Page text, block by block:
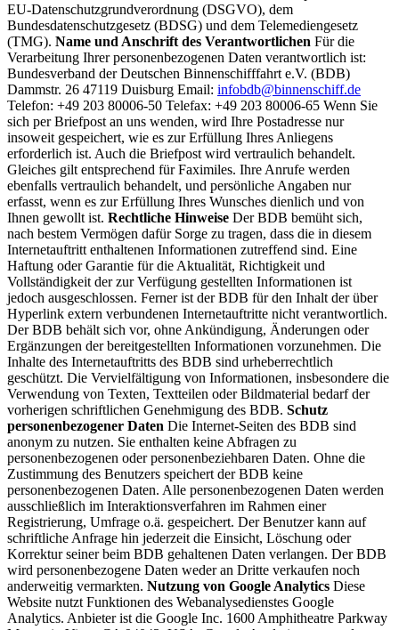
EU-Datenschutzgrundverordnung (DSGVO), dem
Bundesdatenschutzgesetz (BDSG) und dem Telemediengesetz
(TMG). Name und Anschrift des Verantwortlichen Für die
Verarbeitung Ihrer personenbezogenen Daten verantwortlich ist:
Bundesverband der Deutschen Binnenschifffahrt e.V. (BDB)
Dammstr. 26 47119 Duisburg Email: infobdb@binnenschiff.de
Telefon: +49 203 80006-50 Telefax: +49 203 80006-65 Wenn Sie
sich per Briefpost an uns wenden, wird Ihre Postadresse nur
insoweit gespeichert, wie es zur Erfüllung Ihres Anliegens
erforderlich ist. Auch die Briefpost wird vertraulich behandelt.
Gleiches gilt entsprechend für Faximiles. Ihre Anrufe werden
ebenfalls vertraulich behandelt, und persönliche Angaben nur
erfasst, wenn es zur Erfüllung Ihres Wunsches dienlich und von
Ihnen gewollt ist. Rechtliche Hinweise Der BDB bemüht sich,
nach bestem Vermögen dafür Sorge zu tragen, dass die in diesem
Internetauftritt enthaltenen Informationen zutreffend sind. Eine
Haftung oder Garantie für die Aktualität, Richtigkeit und
Vollständigkeit der zur Verfügung gestellten Informationen ist
jedoch ausgeschlossen. Ferner ist der BDB für den Inhalt der über
Hyperlink extern verbundenen Internetauftritte nicht verantwortlich.
Der BDB behält sich vor, ohne Ankündigung, Änderungen oder
Ergänzungen der bereitgestellten Informationen vorzunehmen. Die
Inhalte des Internetauftritts des BDB sind urheberrechtlich
geschützt. Die Vervielfältigung von Informationen, insbesondere die
Verwendung von Texten, Textteilen oder Bildmaterial bedarf der
vorherigen schriftlichen Genehmigung des BDB. Schutz
personenbezogener Daten Die Internet-Seiten des BDB sind
anonym zu nutzen. Sie enthalten keine Abfragen zu
personenbezogenen oder personenbeziehbaren Daten. Ohne die
Zustimmung des Benutzers speichert der BDB keine
personenbezogenen Daten. Alle personenbezogenen Daten werden
ausschließlich im Interaktionsverfahren im Rahmen einer
Registrierung, Umfrage o.ä. gespeichert. Der Benutzer kann auf
schriftliche Anfrage hin jederzeit die Einsicht, Löschung oder
Korrektur seiner beim BDB gehaltenen Daten verlangen. Der BDB
wird personenbezogene Daten weder an Dritte verkaufen noch
anderweitig vermarkten. Nutzung von Google Analytics Diese
Website nutzt Funktionen des Webanalysedienstes Google
Analytics. Anbieter ist die Google Inc. 1600 Amphitheatre Parkway